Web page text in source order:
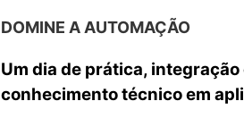
DOMINE A AUTOMAÇÃO
Um dia de prática,
conhecimento técnico em